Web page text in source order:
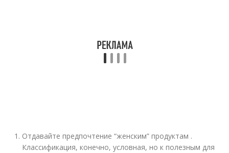
Отдавайте предпочтение “женским” продуктам .
Классификация, конечно, условная, но к полезным для